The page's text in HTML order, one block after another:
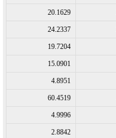
20.1629
24.2337
19.7204
15.0901
4.8951
60.4519
4.9996
2.8842